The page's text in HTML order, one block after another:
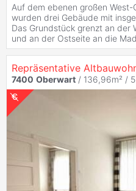
Auf dem ebenen großen
wurden drei Gebäude mit
Das Grundstück grenzt an der
und an der Ostseite an die
Repräsentative
7400 Oberwart / 136,96m² /